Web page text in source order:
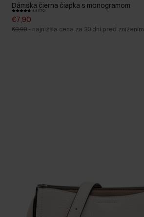
Dámska čierna čiapka s monogramom
4.8 (170)
€7,90
€9,90 - najnižšia cena za 30 dní pred znížením